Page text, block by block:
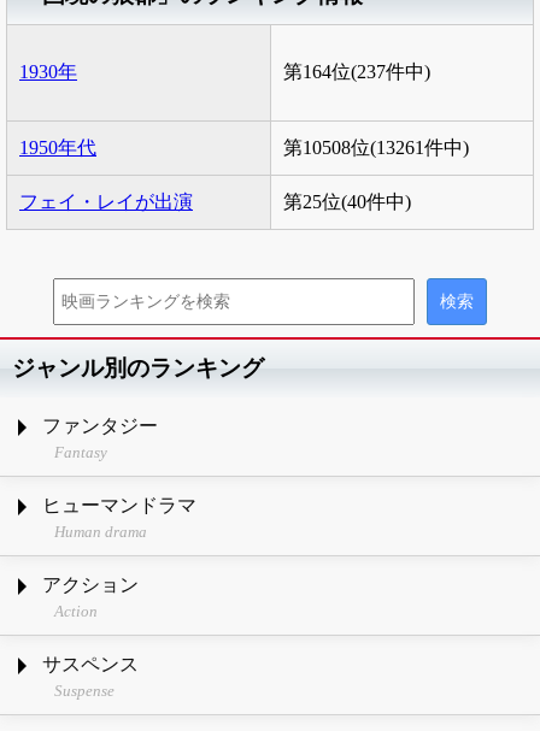
1930年 第164位(237件中)
1950年代 第10508位(13261件中)
フェイ・レイが出演 第25位(40件中)
ジャンル別のランキング
ファンタジー
Fantasy
ヒューマンドラマ
Human drama
アクション
Action
サスペンス
Suspense